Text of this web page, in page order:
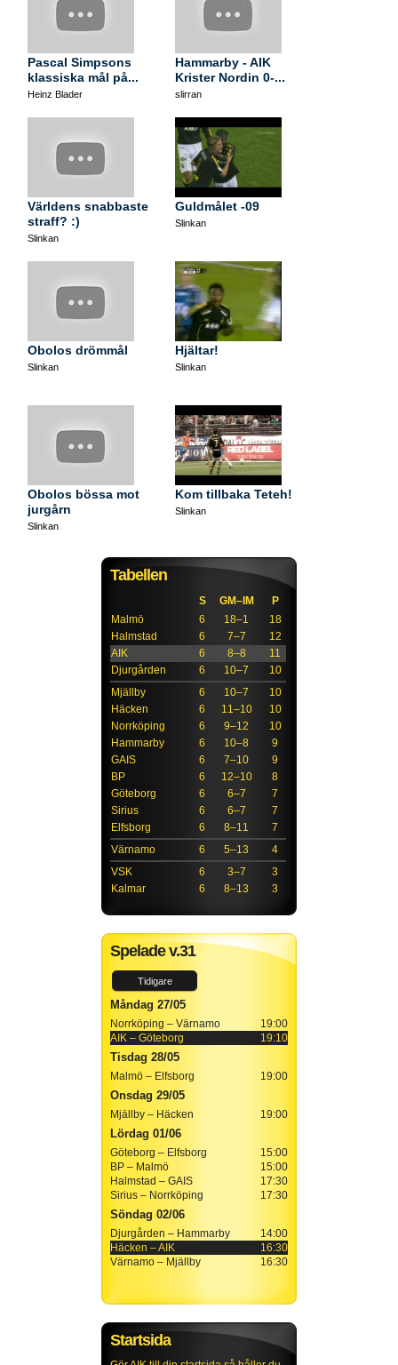
Pascal Simpsons
klassiska mål på...
Heinz Blader
Hammarby - AIK
Krister Nordin 0-...
slirran
Världens snabbaste
straff? :)
Slinkan
Guldmålet -09
Slinkan
Obolos drömmål
Slinkan
Hjältar!
Slinkan
Obolos bössa mot
jurgårn
Slinkan
Kom tillbaka Teteh!
Slinkan
Tabellen
S GM–IM
P
Malmö
6 18–1
18
Halmstad
6 7–7
12
AIK
6 8–8
11
Djurgården
6 10–7
10
Mjällby
6 10–7
10
Häcken
6 11–10
10
Norrköping
6 9–12
10
Hammarby
6 10–8
9
GAIS
6 7–10
9
BP
6 12–10
8
Göteborg
6 6–7
7
Sirius
6 6–7
7
Elfsborg
6 8–11
7
Värnamo
6 5–13
4
VSK
6 3–7
3
Kalmar
6 8–13 3
Spelade v.31
Tidigare
Måndag 27/05
19:00
Norrköping – Värnamo
19:10
AIK – Göteborg
Tisdag 28/05
19:00
Malmö – Elfsborg
Onsdag 29/05
19:00
Mjällby – Häcken
Lördag 01/06
15:00
Göteborg – Elfsborg
15:00
BP – Malmö
17:30
Halmstad – GAIS
17:30
Sirius – Norrköping
Söndag 02/06
14:00
Djurgården – Hammarby
16:30
Häcken – AIK
16:30
Värnamo – Mjällby
Startsida